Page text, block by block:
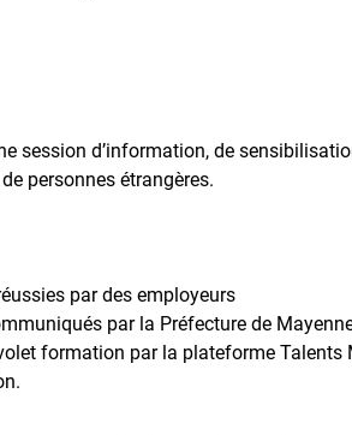
session d’information, de
personnes étrangères.
par des employeurs
par la Préfecture de
formation par la plateforme